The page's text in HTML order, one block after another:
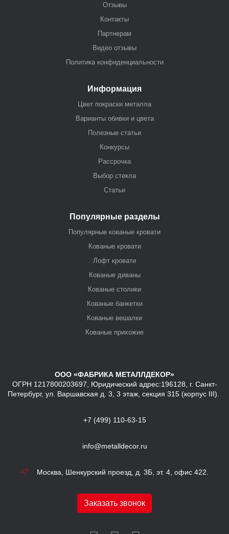
Отзывы
Контакты
Партнерам
Видео отзывы
Политика конфиденциальности
Информация
Цвет покраски металла
Варианты обивки и цвета
Полезные статьи
Конкурсы
Рассрочка
Выбор стекла
Статьи
Популярные разделы
Популярные кованые кровати
Кованые кровати
Лофт кровати
Кованые диваны
Кованые столики
Кованые банкетки
Кованые вешалки
Кованые прихожие
ООО «ФАБРИКА МЕТАЛЛДЕКОР»
ОГРН 1217800203697, Юридический адрес:196128, г. Санкт-
Петербург, ул. Варшавская д. 3, 3 этаж, секция 315 (корпус III).
+7 (499) 110-63-15
info@metalldecor.ru
Москва, Шенкурский проезд, д. 3Б, эт. 4, офис 422.
Заказать звонок